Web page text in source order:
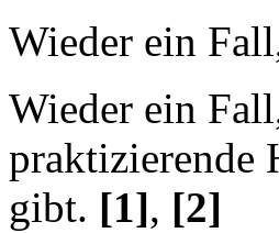
Wieder ein
Wieder ein
praktizierende
gibt. [1], [2]